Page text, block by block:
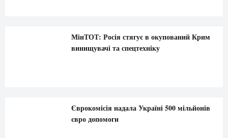
МінТОТ: Росія стягує в окупований Крим
винищувачі та спецтехніку
Єврокомісія надала Україні 500 мільйонів
євро допомоги